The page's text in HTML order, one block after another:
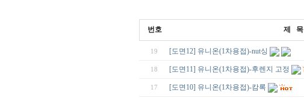
번호 제 목
19 [도면12] 유니온(1차용접)-nut싱
18 [도면11] 유니온(1차용접)-후렌지 고정
17 [도면10] 유니온(1차용접)-캄록